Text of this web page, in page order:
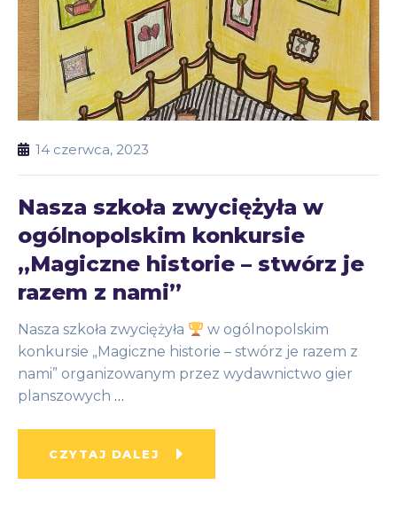
14 czerwca, 2023
Nasza szkoła zwyciężyła w
ogólnopolskim konkursie
„Magiczne historie – stwórz je
razem z nami”
Nasza szkoła zwyciężyła
w ogólnopolskim
konkursie „Magiczne historie – stwórz je razem z
nami” organizowanym przez wydawnictwo gier
planszowych …
CZYTAJ DALEJ